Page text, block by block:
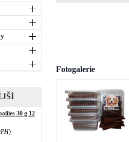
30 g 12
Fotogalerie